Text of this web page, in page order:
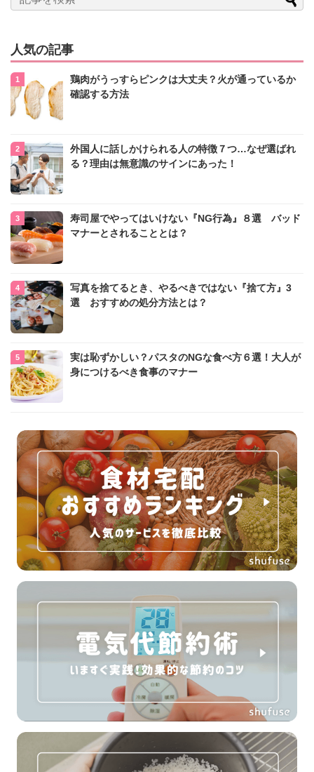
人気の記事
鶏肉がうっすらピンクは大丈夫？火が通っているか
確認する方法
外国人に話しかけられる人の特徴７つ…なぜ選ばれ
る？理由は無意識のサインにあった！
寿司屋でやってはいけない『NG行為』８選 バッド
マナーとされることとは？
写真を捨てるとき、やるべきではない『捨て方』3
選 おすすめの処分方法とは？
実は恥ずかしい？パスタのNGな食べ方６選！大人が
身につけるべき食事のマナー